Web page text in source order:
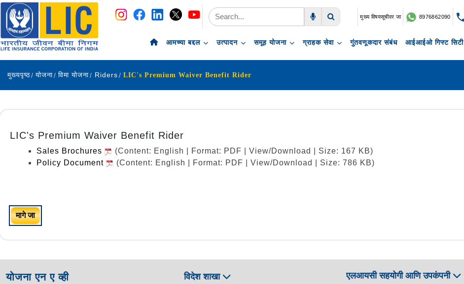
navigation
skip-to-content
मुख्य विषयसूचीवर जा 8976862090
आमच्या बद्दल उत्पादन समूह योजना ग्राहक सेवा गुंतवणूकदार संबंध आईआईओ गिफ्ट सिटी
मुख्यपृष्ठ योजना विमा योजना Riders LIC's Premium Waiver Benefit Rider
LIC's Premium Waiver Benefit Rider
Sales Brochures
(Content: English | Format: PDF | View/Download | Size: 167 KB)
Policy Document
(Content: English | Format: PDF | View/Download | Size: 786 KB)
मागे जा
योजना एन ए व्ही विदेश शाखा एलआयसी सहयोगी आणि उपकंपनी